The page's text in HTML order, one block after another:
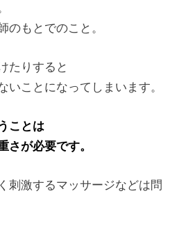
のもとでのこと。
たりすると
いことになってしまいます。
ことは
さが必要です。
刺激するマッサージなどは問